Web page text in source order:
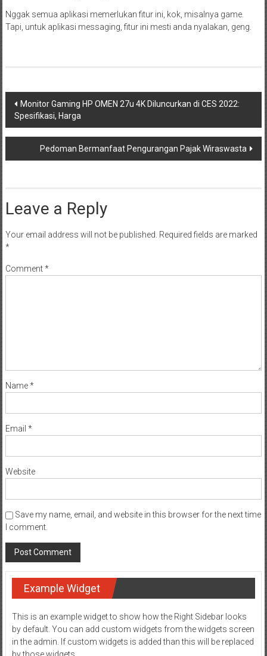
Nggak semua aplikasi memerlukan fitur ini, kok, misalnya game.
Tapi, untuk aplikasi messaging, fitur ini mesti anda nyalakan, geng.
Post
navigation
Monitor Gaming HP OMEN 27u 4K Diluncurkan di CES 2022:
Spesifikasi, Harga
Pedoman Bermanfaat Pengurangan Pajak Wiraswasta
Leave a Reply
Your email address will not be published. Required fields are marked
*
Comment*
Name*
Email *
Website
Save my name, email, and website in this browser for the next time
I comment.
Example Widget
This is an example widget to show how the Right Sidebar looks
by default. You can add custom widgets from the widgets screen
in the admin. If custom widgets is added than this will be replaced